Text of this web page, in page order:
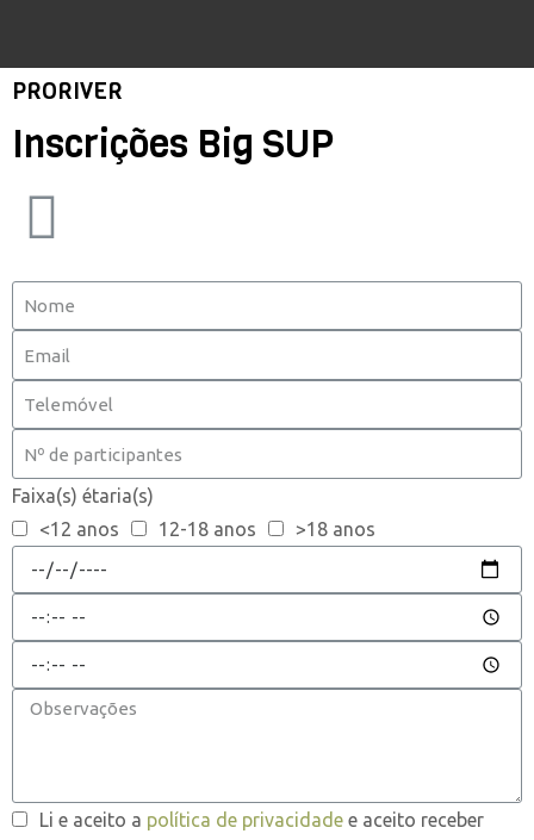
PRORIVER
Inscrições Big SUP
Faixa(s) étaria(s)
<12 anos
12-18 anos >18 anos
Li e aceito a política de privacidade e aceito receber